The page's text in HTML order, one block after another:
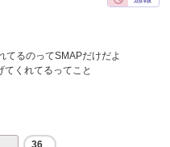
てるのってSMAPだけだよ
くれてるってこと
36